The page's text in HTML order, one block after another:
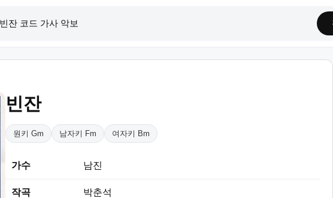
빈잔
원키 Gm 남자키 Fm 여자키 Bm
가수 남진
작곡 박춘석